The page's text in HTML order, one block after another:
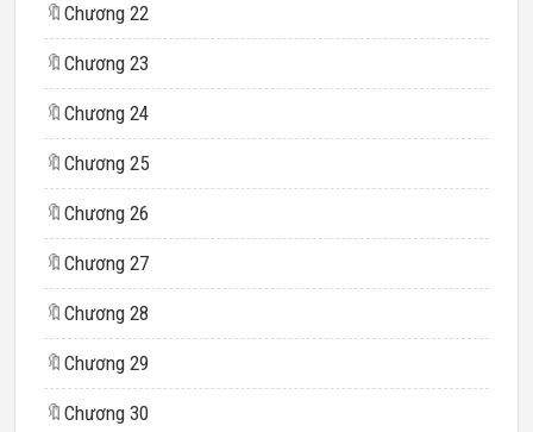
🔖 Chương 22
🔖 Chương 23
🔖 Chương 24
🔖 Chương 25
🔖 Chương 26
🔖 Chương 27
🔖 Chương 28
🔖 Chương 29
🔖 Chương 30